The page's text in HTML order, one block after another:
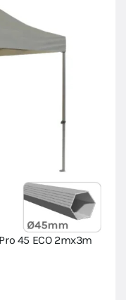
45 ECO 2mx3m